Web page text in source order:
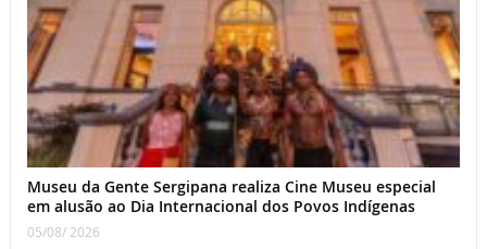
Museu da Gente Sergipana realiza Cine Museu especial
em alusão ao Dia Internacional dos Povos Indígenas
05/08/ 2026